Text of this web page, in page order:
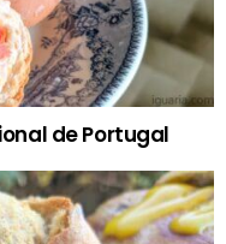
de Portugal